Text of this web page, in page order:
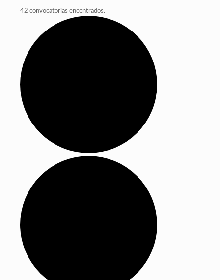
42 convocatorias encontrados.